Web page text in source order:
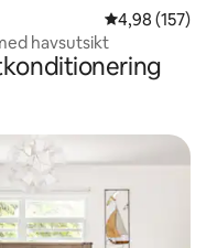
4,98 av 5 i
4,98 (157)
havsutsikt